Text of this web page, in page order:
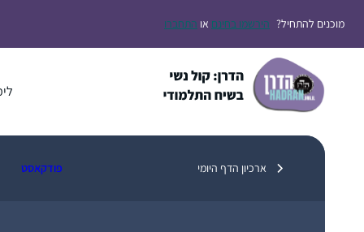
לתוכןמוכנים להתחיל? הירשמו בחינם או התחברו
ארכיון הדף היומי פודקאסט